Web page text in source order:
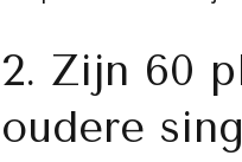
2. Zijn 60
oudere